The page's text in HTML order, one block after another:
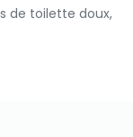
de toilette doux,